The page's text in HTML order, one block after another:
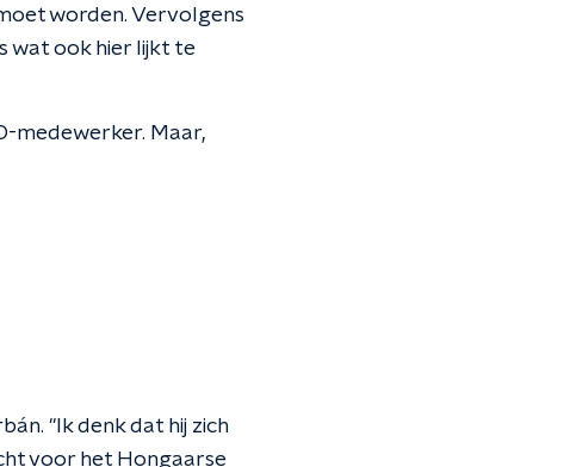
worden. Vervolgens
wat ook hier lijkt te
medewerker. Maar,
"Ik denk dat hij zich
voor het Hongaarse